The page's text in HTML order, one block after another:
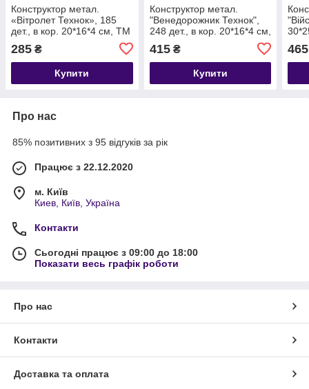
Конструктор метал.
«Вітролет Технок», 185
дет., в кор. 20*16*4 см, ТМ
285 ₴
Купити
Конструктор метал.
"Венедорожник Технок",
248 дет., в кор. 20*16*4 см,
шт.)
415₴
Купити
465
Про нас
85% позитивних з 95 відгуків за рік
Працює з 22.12.2020
м. Київ
Киев, Київ, Україна
Контакти
Сьогодні працює з 09:00 до 18:00
Показати весь графік роботи
Про нас
Контакти
Доставка та оплата